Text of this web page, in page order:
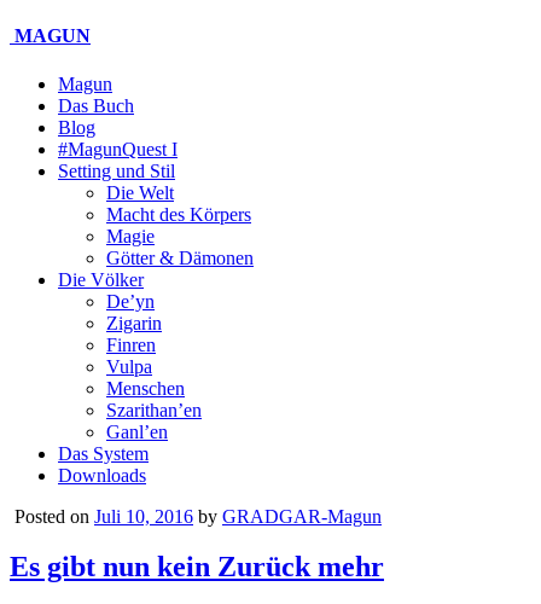
MAGUN
Magun
Das Buch
Blog
#MagunQuest I
Setting und Stil
Die Welt
Macht des Körpers
Magie
Götter & Dämonen
Die Völker
De’yn
Zigarin
Finren
Vulpa
Menschen
Szarithan’en
Ganl’en
Das System
Downloads
Posted on Juli 10, 2016 by GRADGAR-Magun
Es gibt nun kein Zurück mehr